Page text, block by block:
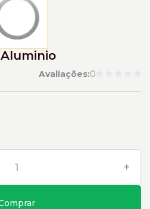
Aluminio
Avaliações:0
+